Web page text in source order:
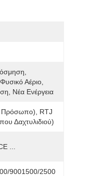
Αέριο,
Νέα Ενέργεια
RTJ
Δαχτυλιδιού)
...
9001500/2500